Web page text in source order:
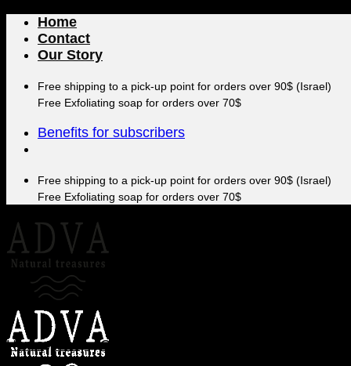
Skip
content
Home
Contact
Our Story
Free shipping to a pick-up point for orders over 90$ (Israel)
Free Exfoliating soap for orders over 70$
Benefits for subscribers
Free shipping to a pick-up point for orders over 90$ (Israel)
Free Exfoliating soap for orders over 70$
Home / Shop / Gift boxes